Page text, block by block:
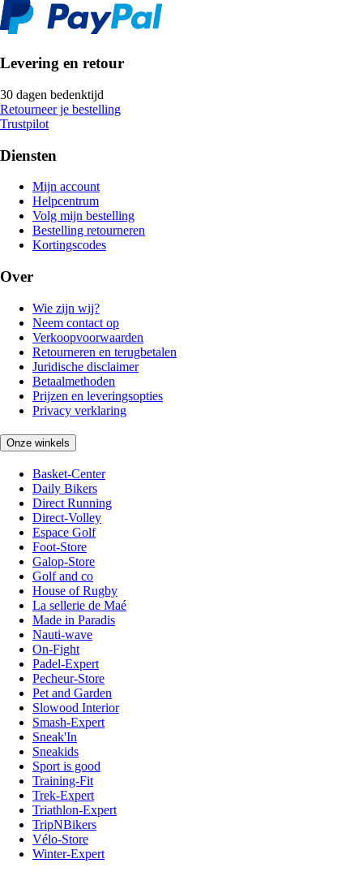
Levering en retour
30 dagen bedenktijd
Retourneer je bestelling
Trustpilot
Diensten
Mijn account
Helpcentrum
Volg mijn bestelling
Bestelling retourneren
Kortingscodes
Over
Wie zijn wij?
Neem contact op
Verkoopvoorwaarden
Retourneren en terugbetalen
Juridische disclaimer
Betaalmethoden
Prijzen en leveringsopties
Privacy verklaring
Onze winkels
Basket-Center
Daily Bikers
Direct Running
Direct-Volley
Espace Golf
Foot-Store
Galop-Store
Golf and co
House of Rugby
La sellerie de Maé
Made in Paradis
Nauti-wave
On-Fight
Padel-Expert
Pecheur-Store
Pet and Garden
Slowood Interior
Smash-Expert
Sneak'In
Sneakids
Sport is good
Training-Fit
Trek-Expert
Triathlon-Expert
TripNBikers
Vélo-Store
Winter-Expert